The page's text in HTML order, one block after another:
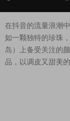
在抖音的流量浪潮
如一颗独特的珍珠
岛）上备受关注的
品，以调皮又甜美